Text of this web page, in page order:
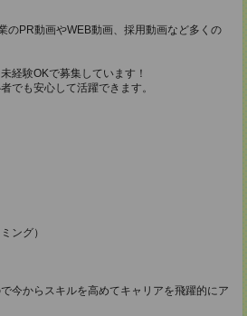
のPR動画やWEB動画、採用動画など多くの
経験OKで募集しています！
でも安心して活躍できます。
ング）
今からスキルを高めてキャリアを飛躍的にア